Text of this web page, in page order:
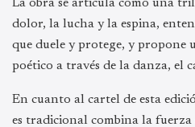
La obra se articula como una
dolor, la lucha y la espina,
que duele y protege, y propone
poético a través de la danza, el
En cuanto al cartel de esta
es tradicional combina la fuerza